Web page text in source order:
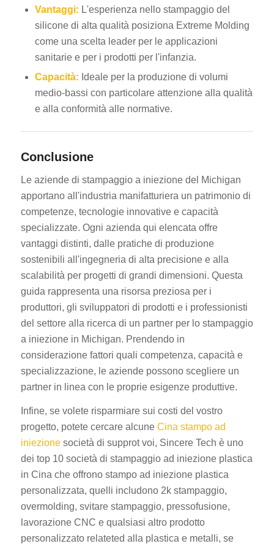
Vantaggi: L'esperienza nello stampaggio del
silicone di alta qualità posiziona Extreme Molding
come una scelta leader per le applicazioni
sanitarie e per i prodotti per l'infanzia.
Capacità: Ideale per la produzione di volumi
medio-bassi con particolare attenzione alla qualità
e alla conformità alle normative.
Conclusione
Le aziende di stampaggio a iniezione del Michigan
apportano all'industria manifatturiera un patrimonio di
competenze, tecnologie innovative e capacità
specializzate. Ogni azienda qui elencata offre
vantaggi distinti, dalle pratiche di produzione
sostenibili all'ingegneria di alta precisione e alla
scalabilità per progetti di grandi dimensioni. Questa
guida rappresenta una risorsa preziosa per i
produttori, gli sviluppatori di prodotti e i professionisti
del settore alla ricerca di un partner per lo stampaggio
a iniezione in Michigan. Prendendo in
considerazione fattori quali competenza, capacità e
specializzazione, le aziende possono scegliere un
partner in linea con le proprie esigenze produttive.
Infine, se volete risparmiare sui costi del vostro
progetto, potete cercare alcune Cina stampo ad
iniezionesocietà di supprot voi, Sincere Tech è uno
dei top 10 società di stampaggio ad iniezione plastica
in Cina che offrono stampo ad iniezione plastica
personalizzata, quelli includono 2k stampaggio,
overmolding, svitare stampaggio, pressofusione,
lavorazione CNC e qualsiasi altro prodotto
personalizzato relateted alla plastica e metalli, se